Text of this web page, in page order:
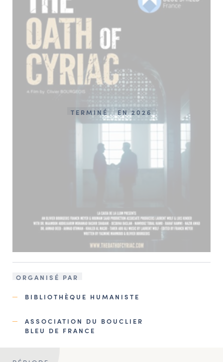
TERMINÉ EN 2026
ORGANISÉ PAR
BIBLIOTHÈQUE HUMANISTE
ASSOCIATION DU BOUCLIER
BLEU DE FRANCE